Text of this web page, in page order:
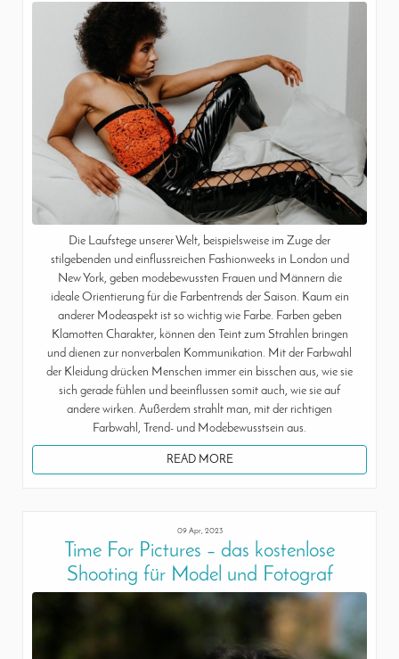
Die Laufstege unserer Welt, beispielsweise im Zuge der
stilgebenden und einflussreichen Fashionweeks in London und
New York, geben modebewussten Frauen und Männern die
ideale Orientierung für die Farbentrends der Saison. Kaum ein
anderer Modeaspekt ist so wichtig wie Farbe. Farben geben
Klamotten Charakter, können den Teint zum Strahlen bringen
und dienen zur nonverbalen Kommunikation. Mit der Farbwahl
der Kleidung drücken Menschen immer ein bisschen aus, wie sie
sich gerade fühlen und beeinflussen somit auch, wie sie auf
andere wirken. Außerdem strahlt man, mit der richtigen
Farbwahl, Trend- und Modebewusstsein aus.
READ MORE
09 Apr, 2023
Time For Pictures – das kostenlose
Shooting für Model und Fotograf